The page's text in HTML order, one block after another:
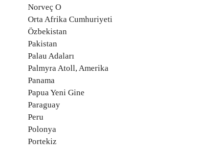
Norveç O
Orta Afrika Cumhuriyeti
Özbekistan
Pakistan
Palau Adaları
Palmyra Atoll, Amerika
Panama
Papua Yeni Gine
Paraguay
Peru
Polonya
Portekiz